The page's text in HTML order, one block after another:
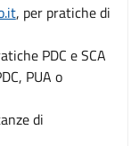
, per pratiche di
PDC e SCA
PUA o
di